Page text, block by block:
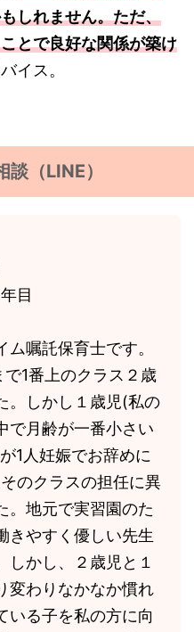
しれません。ただ、
とで良好な関係が築け
イス。
（LINE）
目
ム嘱託保育士です。
1番上のクラス２歳
。しかし１歳児(私の
で月齢が一番小さい
1人妊娠でお辞めに
のクラスの担任に異
。地元で実習園のた
きやすく優しい先生
しかし、２歳児と１
変わりなかなか慣れ
いる子を私の方に向